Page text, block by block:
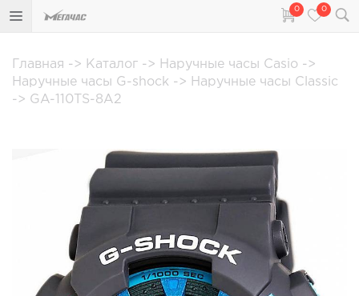
0 0
Главная -> Каталог -> Наручные часы Casio ->
Наручные часы G-shock -> Наручные часы Classic
-> GA-110TS-8A2